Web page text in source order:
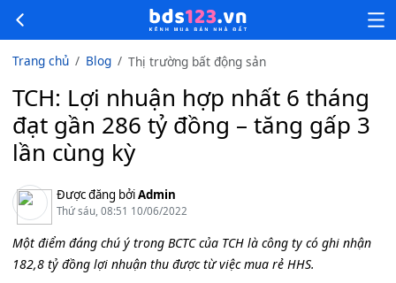
Trang chủ Blog Thị trường bất động sản
TCH: Lợi nhuận hợp nhất 6 tháng
đạt gần 286 tỷ đồng – tăng gấp 3
lần cùng kỳ
Được đăng bởiAdmin
Thứ sáu, 08:51 10/06/2022
Một điểm đáng chú ý trong BCTC của TCH là công ty có ghi nhận
182,8 tỷ đồng lợi nhuận thu được từ việc mua rẻ HHS.